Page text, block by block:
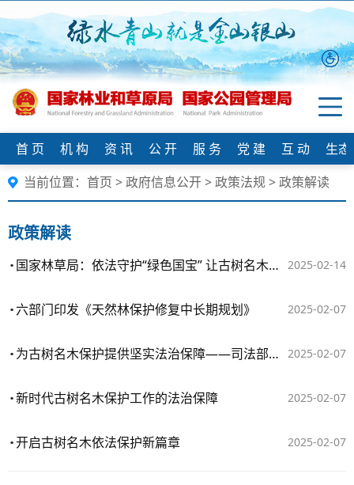
首 页 机 构 资 讯 公 开 服 务 党 建 互 动
生
当前位置： 首页 >政府信息公开>政策法规>政策解读
政策解读
2025-02-14
国家林草局：依法守护“绿色国宝” 让古树名木焕发文化生机
2025-02-07
六部门印发《天然林保护修复中长期规划》
2025-02-07
为古树名木保护提供坚实法治保障——司法部、自然资源部、住房城乡建设部、国家林草局负责人就《古树名木保护条例》答记者问
2025-02-07
新时代古树名木保护工作的法治保障
2025-02-07
开启古树名木依法保护新篇章